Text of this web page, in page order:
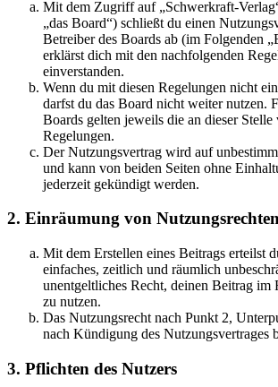
Mit dem Zugriff auf „Schwerkraft-
„das Board“) schließt du einen
Betreiber des Boards ab (im Folgenden
erklärst dich mit den nachfolgenden
einverstanden.
Wenn du mit diesen Regelungen nicht
darfst du das Board nicht weiter nutzen.
Boards gelten jeweils die an dieser
Regelungen.
Der Nutzungsvertrag wird auf
und kann von beiden Seiten ohne
jederzeit gekündigt werden.
2. Einräumung von
Mit dem Erstellen eines Beitrags erteilst
einfaches, zeitlich und räumlich
unentgeltliches Recht, deinen Beitrag im
zu nutzen.
Das Nutzungsrecht nach Punkt 2,
nach Kündigung des Nutzungsvertrages
3. Pflichten des Nutzers